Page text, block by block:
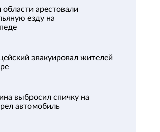
арестовали
езду на
эвакуировал жителей
выбросил спичку на
автомобиль